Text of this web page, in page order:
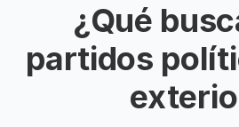
¿Qué
partidos